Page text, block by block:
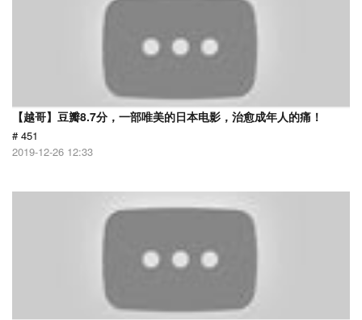
【越哥】豆瓣8.7分，一部唯美的日本电影，治愈成年人的痛！
# 451
2019-12-26 12:33